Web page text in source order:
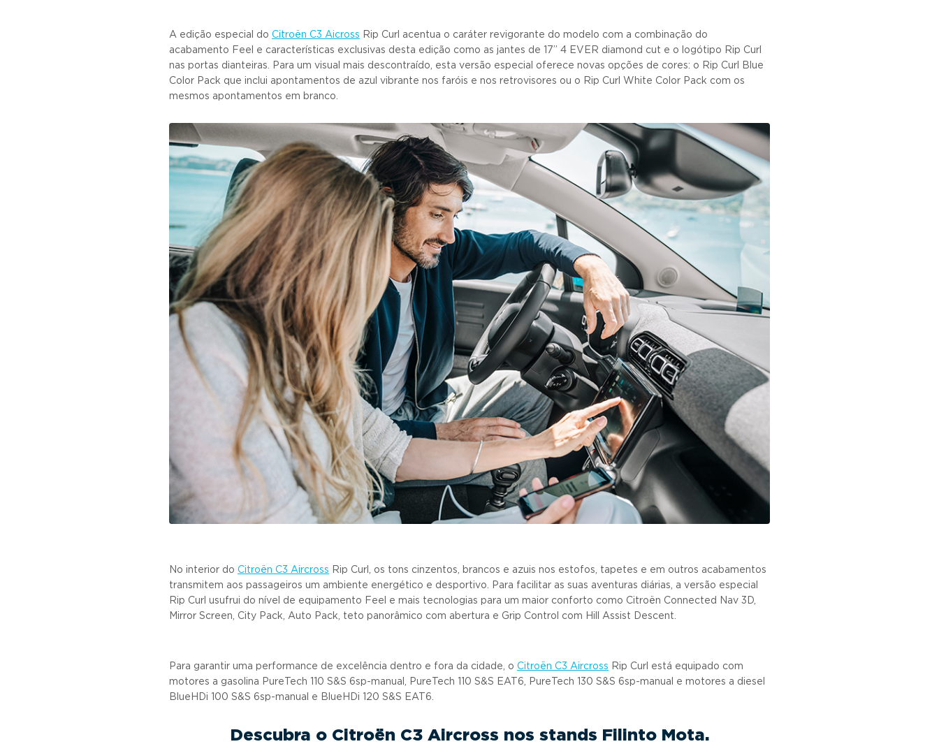
A edição especial do Citroën C3 Aicross Rip Curl acentua o caráter revigorante do modelo com a combinação do
acabamento Feel e características exclusivas desta edição como as jantes de 17’’ 4 EVER diamond cut e o logótipo Rip Curl
nas portas dianteiras. Para um visual mais descontraído, esta versão especial oferece novas opções de cores: o Rip Curl Blue
Color Pack que inclui apontamentos de azul vibrante nos faróis e nos retrovisores ou o Rip Curl White Color Pack com os
mesmos apontamentos em branco.
No interior do Citroën C3 Aircross Rip Curl, os tons cinzentos, brancos e azuis nos estofos, tapetes e em outros acabamentos
transmitem aos passageiros um ambiente energético e desportivo. Para facilitar as suas aventuras diárias, a versão especial
Rip Curl usufrui do nível de equipamento Feel e mais tecnologias para um maior conforto como Citroën Connected Nav 3D,
Mirror Screen, City Pack, Auto Pack, teto panorâmico com abertura e Grip Control com Hill Assist Descent.
Para garantir uma performance de excelência dentro e fora da cidade, o Citroën C3 Aircross Rip Curl está equipado com
motores a gasolina PureTech 110 S&S 6sp-manual, PureTech 110 S&S EAT6, PureTech 130 S&S 6sp-manual e motores a diesel
BlueHDi 100 S&S 6sp-manual e BlueHDi 120 S&S EAT6.
Descubra o Citroën C3 Aircross nos stands Filinto Mota.